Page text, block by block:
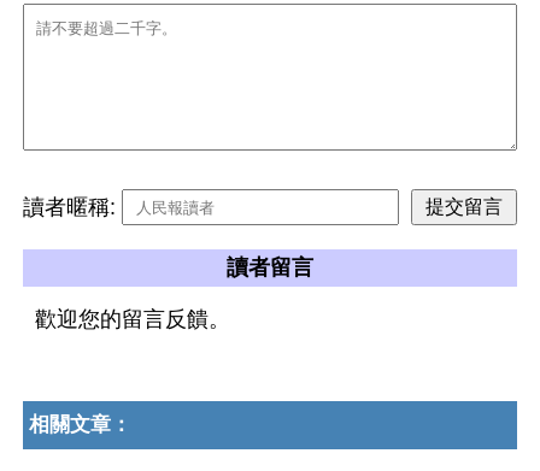
讀者暱稱:
讀者留言
歡迎您的留言反饋。
相關文章：